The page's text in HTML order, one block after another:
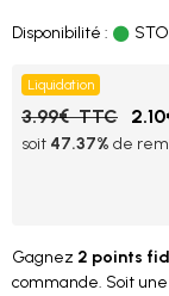
Disponibilité :
Liquidation
3.99€ TTC
soit 47.37% de
Gagnez 2 points
commande. Soit